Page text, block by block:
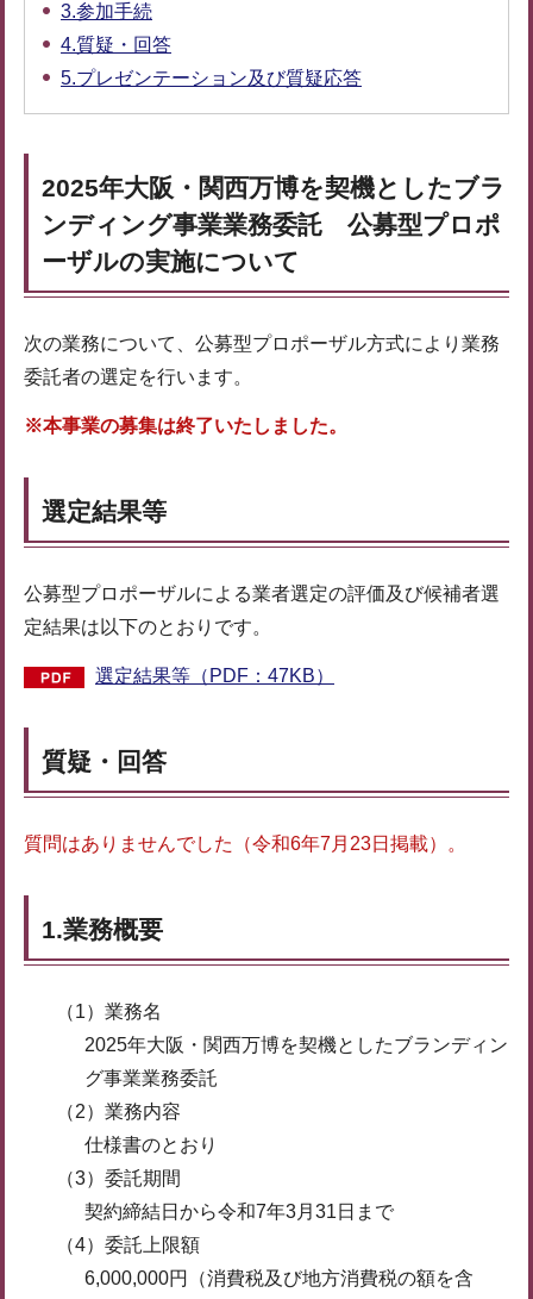
3.参加手続
4.質疑・回答
5.プレゼンテーション及び質疑応答
2025年大阪・関西万博を契機としたブラ
ンディング事業業務委託 公募型プロポ
ーザルの実施について
次の業務について、公募型プロポーザル方式により業務
委託者の選定を行います。
※本事業の募集は終了いたしました。
選定結果等
公募型プロポーザルによる業者選定の評価及び候補者選
定結果は以下のとおりです。
選定結果等（PDF：47KB）
質疑・回答
質問はありませんでした（令和6年7月23日掲載）。
1.業務概要
（1）業務名
2025年大阪・関西万博を契機としたブランディン
グ事業業務委託
（2）業務内容
仕様書のとおり
（3）委託期間
契約締結日から令和7年3月31日まで
（4）委託上限額
6,000,000円（消費税及び地方消費税の額を含